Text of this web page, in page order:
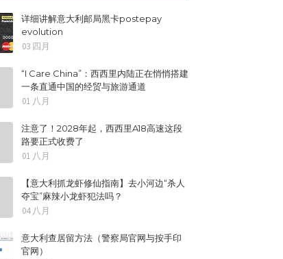
详细讲解意大利邮局黑卡postepay
evolution
03 四月
“I Care China”：西西里内陆正在悄悄搭建
一条直通中国的经贸与旅游通道
01 八月
注意了！2028年起，西西里A18高速这段
路要正式收费了
01 八月
【意大利抓龙虾修仙指南】去小河边“杀人
夺宝”麻辣小龙虾犯法吗？
04 八月
意大利查居留方法（警察局官网与按手印
官网）